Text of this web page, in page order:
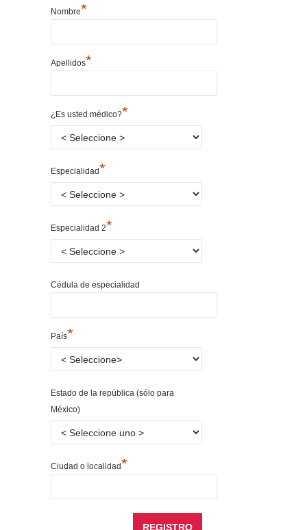
Nombre*
Apellidos*
¿Es usted médico?*
Especialidad*
Especialidad 2*
Cédula de especialidad
País*
Estado de la república (sólo para
México)
Ciudad o localidad*